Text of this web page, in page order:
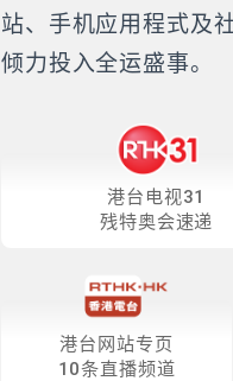
站、手机应用程式及
倾力投入全运盛事。
港台电视31
残特奥会速递
港台网站专页
10条直播频道